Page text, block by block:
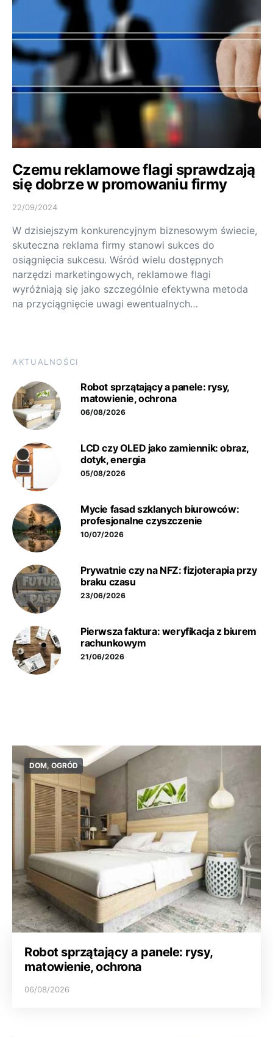
Czemu reklamowe flagi sprawdzają
się dobrze w promowaniu firmy
22/09/2024
W dzisiejszym konkurencyjnym biznesowym świecie,
skuteczna reklama firmy stanowi sukces do
osiągnięcia sukcesu. Wśród wielu dostępnych
narzędzi marketingowych, reklamowe flagi
wyróżniają się jako szczególnie efektywna metoda
na przyciągnięcie uwagi ewentualnych…
AKTUALNOŚCI
Robot sprzątający a panele: rysy,
matowienie, ochrona
06/08/2026
LCD czy OLED jako zamiennik: obraz,
dotyk, energia
05/08/2026
Mycie fasad szklanych biurowców:
profesjonalne czyszczenie
10/07/2026
Prywatnie czy na NFZ: fizjoterapia przy
braku czasu
23/06/2026
Pierwsza faktura: weryfikacja z biurem
rachunkowym
21/06/2026
DOM, OGRÓD
Robot sprzątający a panele: rysy,
matowienie, ochrona
06/08/2026